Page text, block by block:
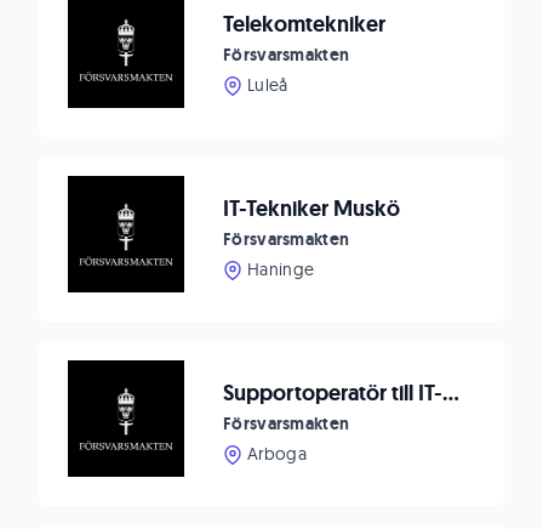
Telekomtekniker
Försvarsmakten
Luleå
IT-Tekniker Muskö
Försvarsmakten
Haninge
Supportoperatör till IT-Stödavdelningen
Försvarsmakten
Arboga